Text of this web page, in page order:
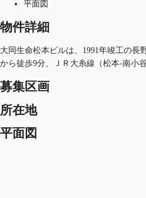
平面図
物件詳細
大同生命松本ビルは、1991年竣工の長
から徒歩9分、ＪＲ大糸線（松本-南小
募集区画
所在地
平面図